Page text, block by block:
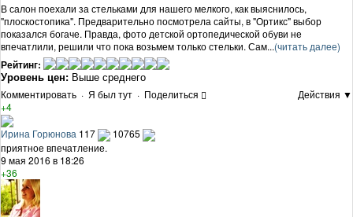
В салон поехали за стельками для нашего мелкого, как выяснилось,
"плоскостопика". Предварительно посмотрела сайты, в "Ортикс" выбор
показался богаче. Правда, фото детской ортопедической обуви не
впечатлили, решили что пока возьмем только стельки. Сам...(читать далее)
Рейтинг:
Уровень цен: Выше среднего
Комментировать · Я был тут · Поделиться
Действия ▼
+4
Ирина Горюнова 117
10765
приятное впечатление.
9 мая 2016 в 18:26
+36